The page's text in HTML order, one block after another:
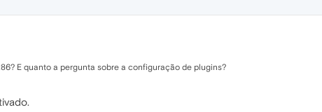
E quanto a pergunta sobre a configuração de plugins?